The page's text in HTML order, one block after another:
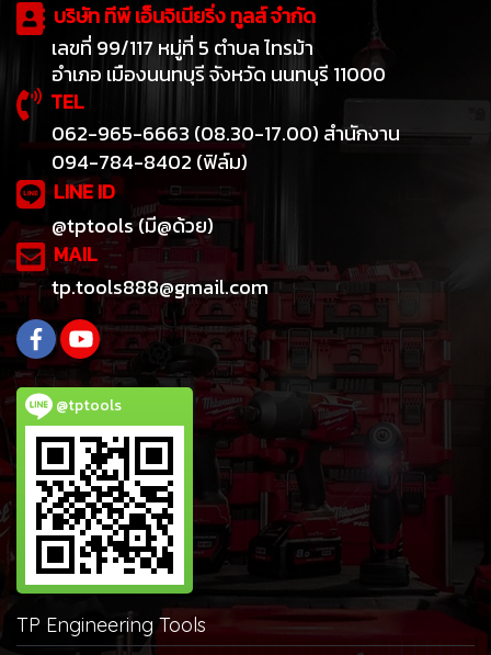
บริษัท ทีพี เอ็นจิเนียริ่ง ทูลส์ จำกัด
เลขที่ 99/117 หมู่ที่ 5 ตำบล ไทรม้า
อำเภอ เมืองนนทบุรี จังหวัด นนทบุรี 11000
TEL
062-965-6663 (08.30-17.00) สำนักงาน
094-784-8402 (ฟิล์ม)
LINE ID
@tptools (มี@ด้วย)
MAIL
tp.tools888@gmail.com
@tptools
TP Engineering Tools